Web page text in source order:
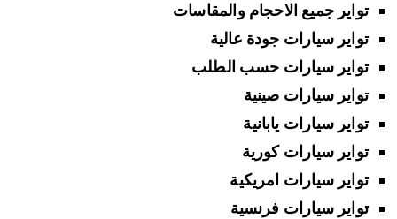
تواير جميع الاحجام والمقاسات
تواير سيارات جودة عالية
تواير سيارات حسب الطلب
تواير سيارات صينية
تواير سيارات يابانية
تواير سيارات كورية
تواير سيارات امريكية
تواير سيارات فرنسية